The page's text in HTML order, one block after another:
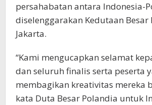
persahabatan antara Indonesia-
diselenggarakan Kedutaan Besar
Jakarta.
“Kami mengucapkan selamat
dan seluruh finalis serta peserta
membagikan kreativitas mereka
kata Duta Besar Polandia untuk